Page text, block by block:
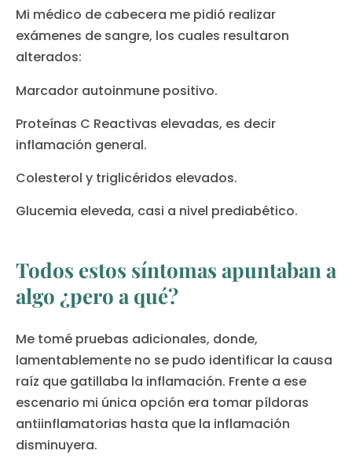
Mi médico de cabecera me pidió realizar
exámenes de sangre, los cuales resultaron
alterados:
Marcador autoinmune positivo.
Proteínas C Reactivas elevadas, es decir
inflamación general.
Colesterol y triglicéridos elevados.
Glucemia eleveda, casi a nivel prediabético.
Todos estos síntomas apuntaban a
algo ¿pero a qué?
Me tomé pruebas adicionales, donde,
lamentablemente no se pudo identificar la causa
raíz que gatillaba la inflamación. Frente a ese
escenario mi única opción era tomar píldoras
antiinflamatorias hasta que la inflamación
disminuyera.